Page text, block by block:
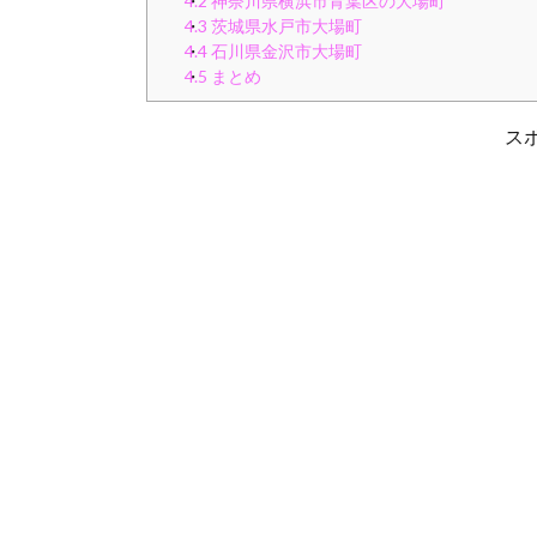
4.3 茨城県水戸市大場町
4.4石川県金沢市大場町
4.5 まとめ
ス